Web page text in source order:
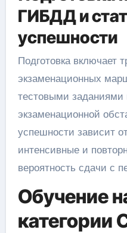
ГИБДД и
успешности
Подготовка включает
экзаменационных
тестовыми
экзаменационной
успешности зависит
интенсивные и
вероятность сдачи с
Обучение
категории